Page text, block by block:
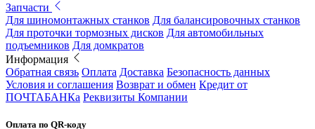
Запчасти
Для шиномонтажных станков Для балансировочных станков
Для проточки тормозных дисков Для автомобильных
подъемников Для домкратов
Информация
Обратная связь Оплата Доставка Безопасность данных
Условия и соглашения Возврат и обмен Кредит от
ПОЧТАБАНКа Реквизиты Компании
Оплата по QR-коду